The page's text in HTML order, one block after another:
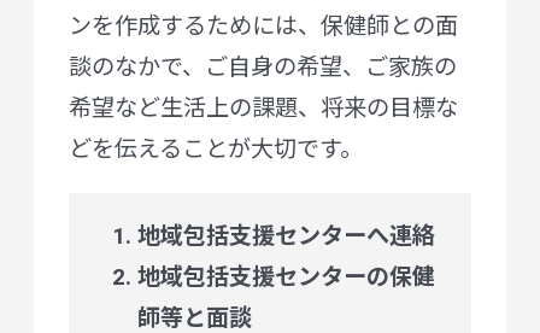
ンを作成するためには、保健師との面
談のなかで、ご自身の希望、ご家族の
希望など生活上の課題、将来の目標な
どを伝えることが大切です。
地域包括支援センターへ連絡
地域包括支援センターの保健
師等と面談